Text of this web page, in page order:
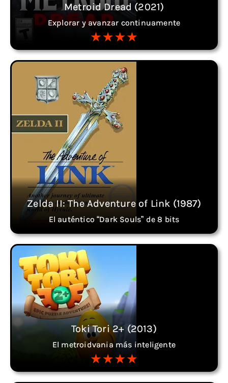
Metroid Dread (2021)
Explorar y avanzar continuamente
Zelda II: The Adventure of Link (1987)
El auténtico “Dark Souls” de 8 bits
Toki Tori 2+ (2013)
El metroidvania más inteligente